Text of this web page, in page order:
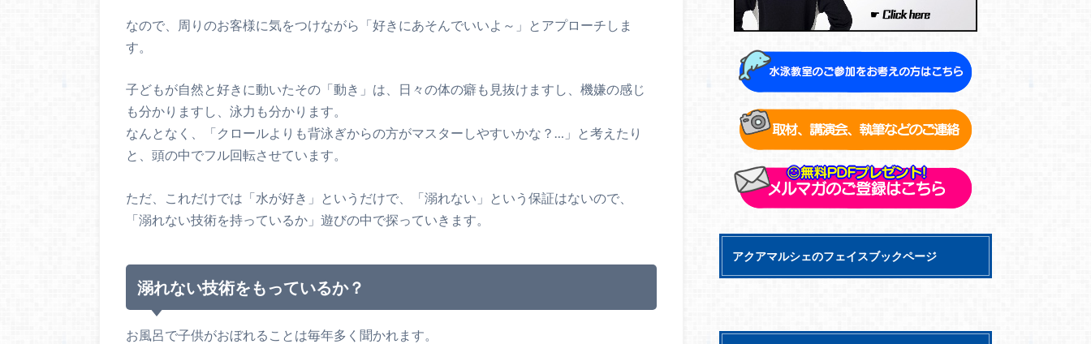
なので、周りのお客様に気をつけながら「好きにあそんでいいよ～」とアプローチしま
す。
子どもが自然と好きに動いたその「動き」は、日々の体の癖も見抜けますし、機嫌の感じ
も分かりますし、泳力も分かります。
なんとなく、「クロールよりも背泳ぎからの方がマスターしやすいかな？…」と考えたり
と、頭の中でフル回転させています。
ただ、これだけでは「水が好き」というだけで、「溺れない」という保証はないので、
「溺れない技術を持っているか」遊びの中で探っていきます。
溺れない技術をもっているか？
お風呂で子供がおぼれることは毎年多く聞かれます。
アクアマルシェのフェイスブックページ